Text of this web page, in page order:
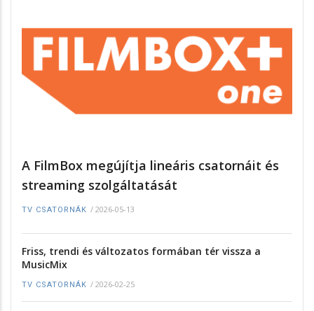
A FilmBox megújítja lineáris csatornáit és
streaming szolgáltatását
TV CSATORNÁK / 2026-05-13
Friss, trendi és változatos formában tér vissza a
MusicMix
TV CSATORNÁK / 2026-02-25